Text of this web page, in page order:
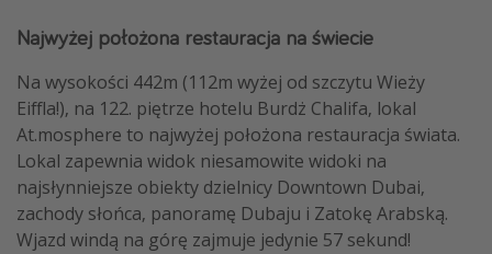
Najwyżej położona restauracja na świecie
Na wysokości 442m (112m wyżej od szczytu Wieży
Eiffla!), na 122. piętrze hotelu Burdż Chalifa, lokal
At.mosphere to najwyżej położona restauracja świata.
Lokal zapewnia widok niesamowite widoki na
najsłynniejsze obiekty dzielnicy Downtown Dubai,
zachody słońca, panoramę Dubaju i Zatokę Arabską.
Wjazd windą na górę zajmuje jedynie 57 sekund!